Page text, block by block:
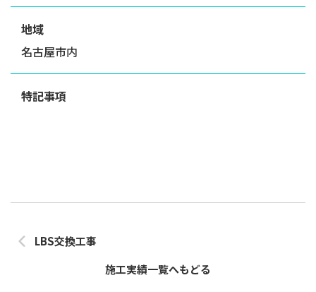
地域
名古屋市内
特記事項
LBS交換工事
施工実績一覧へもどる